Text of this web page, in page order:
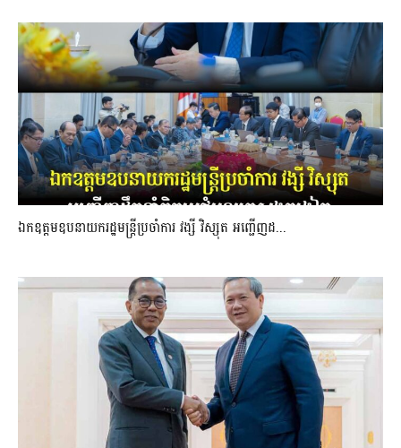
ឯកឧត្តមឧបនាយករដ្ឋមន្រ្តីប្រចាំការ វង្សី វិស្សុត អញ្ជើញដ...